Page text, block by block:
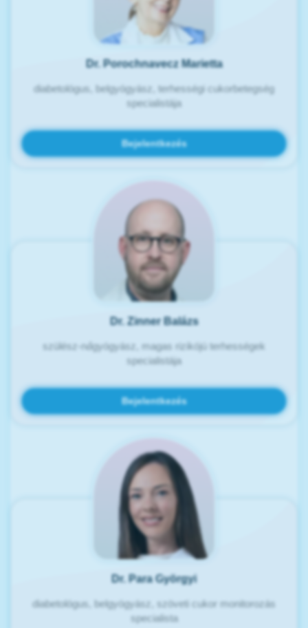
Dr. Porochnavecz Marietta
diabetológus, belgyógyász, terhességi cukorbetegség
specialistája
Bejelentkezés
Dr. Zinner Balázs
szülész-nőgyógyász, magas rizikójú terhességek
specialistája
Bejelentkezés
Dr. Para Györgyi
diabetológus, belgyógyász, szöveti cukor monitorozás
specialista